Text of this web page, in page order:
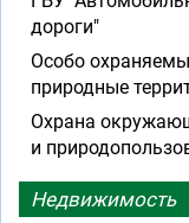
дороги"
Особо
природные
Охрана
и
Недвижимость